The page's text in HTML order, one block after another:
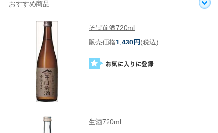
おすすめ商品
そば前酒720ml
販売価格1,430円(税込)
生酒720ml